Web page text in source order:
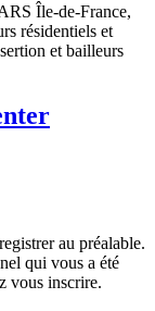
Île-de-France,
résidentiels et
et bailleurs
au préalable.
qui vous a été
vous inscrire.